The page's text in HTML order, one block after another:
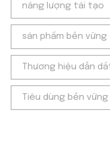
năng lượng tái tạo
sản phẩm bền vững
Thương hiệu dẫn
Tiêu dùng bền vững